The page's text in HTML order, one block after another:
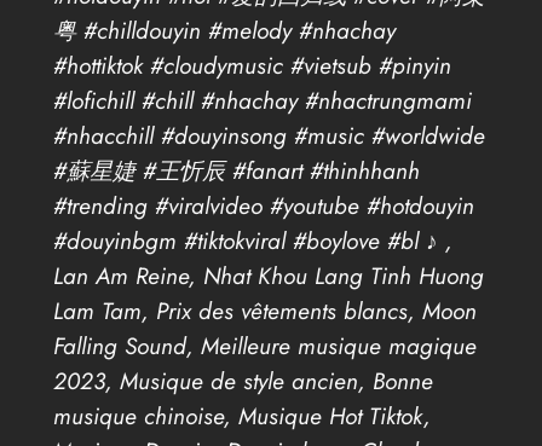
粤 #chilldouyin #melody #nhachay
#hottiktok #cloudymusic #vietsub #pinyin
#lofichill #chill #nhachay #nhactrungmami
#nhacchill #douyinsong #music #worldwide
#蘇星婕 #王忻辰 #fanart #thinhhanh
#trending #viralvideo #youtube #hotdouyin
#douyinbgm #tiktokviral #boylove #bl ♪ ,
Lan Am Reine, Nhat Khou Lang Tinh Huong
Lam Tam, Prix des vêtements blancs, Moon
Falling Sound, Meilleure musique magique
2023, Musique de style ancien, Bonne
musique chinoise, Musique Hot Tiktok,